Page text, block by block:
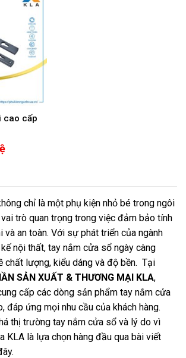
cao cấp
chỉ là một phụ kiện nhỏ bé trong ngôi
trò quan trọng trong việc đảm bảo tính
và an toàn. Với sự phát triển của ngành
nội thất, tay nắm cửa sổ ngày càng
chất lượng, kiểu dáng và độ bền. Tại
SẢN XUẤT & THƯƠNG MẠI KLA,
cấp các dòng sản phẩm tay nắm cửa
đáp ứng mọi nhu cầu của khách hàng.
thị trường tay nắm cửa sổ và lý do vì
KLA là lựa chọn hàng đầu qua bài viết